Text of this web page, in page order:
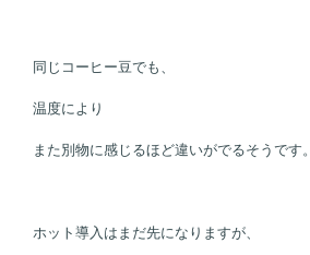
同じコーヒー豆でも、
温度により
また別物に感じるほど違いがでるそうです。
ホット導入はまだ先になりますが、